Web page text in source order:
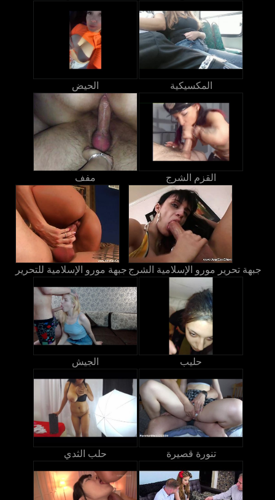
الحيض المكسيكية
مفف القزم الشرج
جبهة مورو الإسلامية للتحرير جبهة تحرير مورو الإسلامية الشرج
الجيش حليب
حلب الثدي تنورة قصيرة